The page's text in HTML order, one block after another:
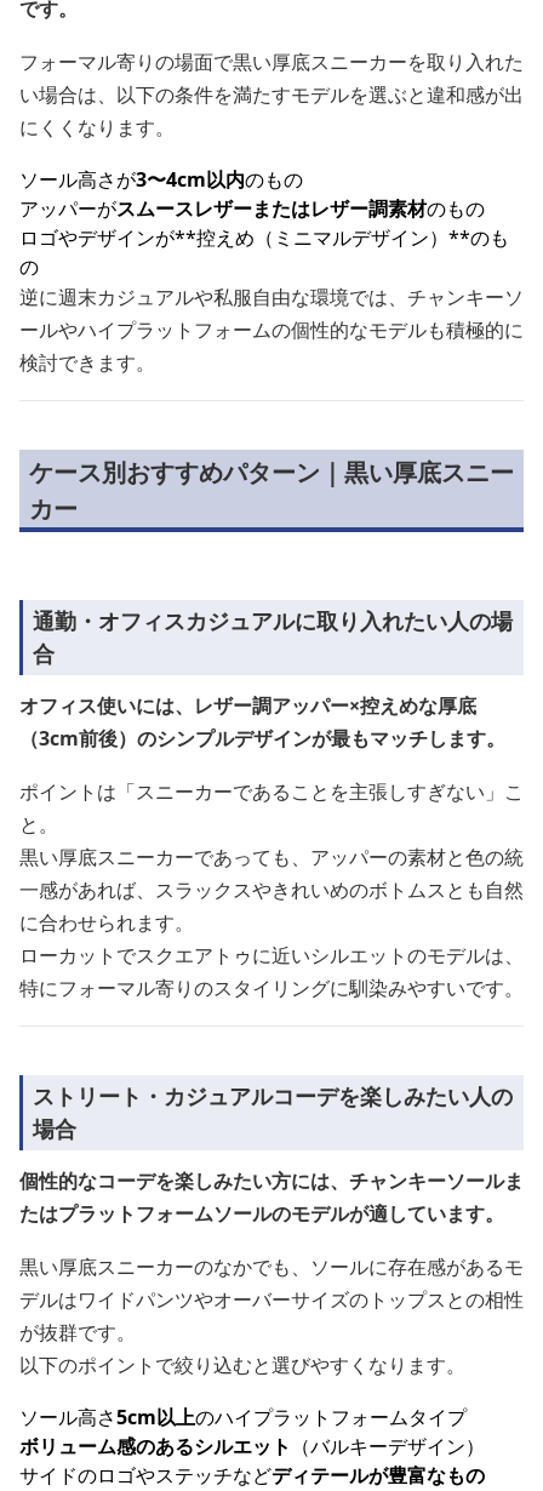
です。
フォーマル寄りの場面で黒い厚底スニーカーを取り入れた
い場合は、以下の条件を満たすモデルを選ぶと違和感が出
にくくなります。
ソール高さが3〜4cm以内のもの
アッパーがスムースレザーまたはレザー調素材のもの
ロゴやデザインが**控えめ（ミニマルデザイン）**のも
の
逆に週末カジュアルや私服自由な環境では、チャンキーソ
ールやハイプラットフォームの個性的なモデルも積極的に
検討できます。
ケース別おすすめパターン｜黒い厚底スニー
カー
通勤・オフィスカジュアルに取り入れたい人の場
合
オフィス使いには、レザー調アッパー×控えめな厚底
（3cm前後）のシンプルデザインが最もマッチします。
ポイントは「スニーカーであることを主張しすぎない」こ
と。
黒い厚底スニーカーであっても、アッパーの素材と色の統
一感があれば、スラックスやきれいめのボトムスとも自然
に合わせられます。
ローカットでスクエアトゥに近いシルエットのモデルは、
特にフォーマル寄りのスタイリングに馴染みやすいです。
ストリート・カジュアルコーデを楽しみたい人の
場合
個性的なコーデを楽しみたい方には、チャンキーソールま
たはプラットフォームソールのモデルが適しています。
黒い厚底スニーカーのなかでも、ソールに存在感があるモ
デルはワイドパンツやオーバーサイズのトップスとの相性
が抜群です。
以下のポイントで絞り込むと選びやすくなります。
ソール高さ5cm以上のハイプラットフォームタイプ
ボリューム感のあるシルエット （バルキーデザイン）
サイドのロゴやステッチなどディテールが豊富なもの